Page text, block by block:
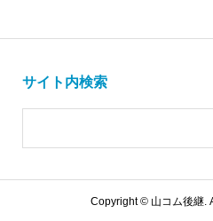
サイト内検索
Copyright ©山コム後継.